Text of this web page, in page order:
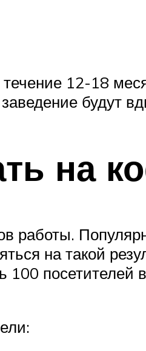
12-18
будут
на
работы.
на такой
100